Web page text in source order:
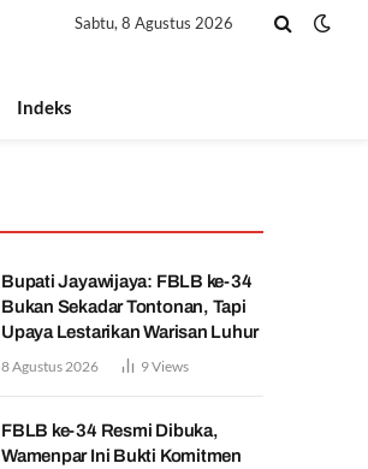
Sabtu, 8 Agustus 2026
Indeks
Bupati Jayawijaya: FBLB ke-34
Bukan Sekadar Tontonan, Tapi
Upaya Lestarikan Warisan Luhur
8 Agustus 2026 9Views
FBLB ke-34 Resmi Dibuka,
Wamenpar Ini Bukti Komitmen